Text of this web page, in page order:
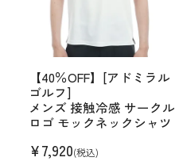
【40％OFF】[アドミラル
ゴルフ]
メンズ 接触冷感 サークル
ロゴ モックネックシャツ
¥7,920(税込)